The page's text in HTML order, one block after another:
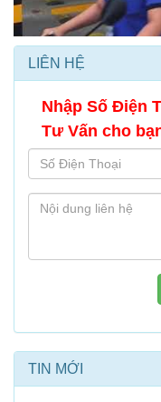
LIÊN HỆ
Nhập Số Điện
Tư Vấn cho
TIN MỚI